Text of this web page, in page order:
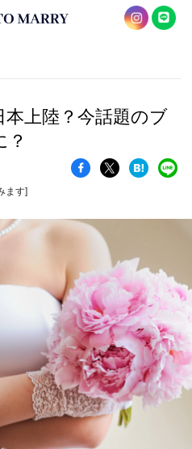
本上陸？今話題のブ
？
ます]